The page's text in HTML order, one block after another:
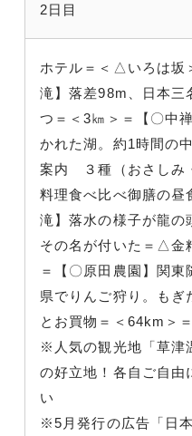
2日目
ホテル＝＜△いろは坂
滝】落差98m、日本三
つ＝＜3㎞＞＝【〇中
かれた湖。約1時間の
案内 ３種（おさしみ
料理食べ比べ御膳の昼
滝】落水の様子が龍の
その名が付いた＝△金
＝【〇原田農園】関
県でりんご狩り。もぎ
とお買物＝＜64km＞
※人気の観光地「草津
の好立地！各自ご自由
い
※5月発行の広告「日